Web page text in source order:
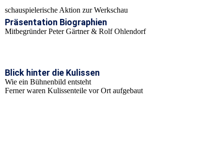
schauspielerische Aktion zur Werkschau
Präsentation Biographien
Mitbegründer Peter Gärtner & Rolf Ohlendorf
Blick hinter die Kulissen
Wie ein Bühnenbild entsteht
Ferner waren Kulissenteile vor Ort aufgebaut